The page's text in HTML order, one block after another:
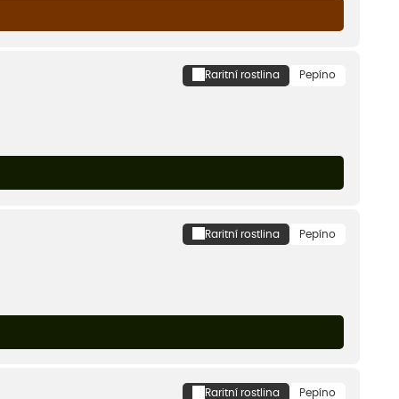
Raritní rostlina Pepíno
Raritní rostlina Pepíno
Raritní rostlina Pepíno